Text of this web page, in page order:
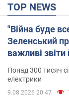
TOP NEWS
"Війна буде
Зеленський
важливі
Понад 300 тисяч
електрики
9.08.2026 20:47